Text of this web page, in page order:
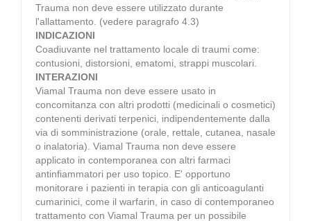
Trauma non deve essere utilizzato durante
l'allattamento. (vedere paragrafo 4.3)
INDICAZIONI
Coadiuvante nel trattamento locale di traumi come:
contusioni, distorsioni, ematomi, strappi muscolari.
INTERAZIONI
Viamal Trauma non deve essere usato in
concomitanza con altri prodotti (medicinali o cosmetici)
contenenti derivati terpenici, indipendentemente dalla
via di somministrazione (orale, rettale, cutanea, nasale
o inalatoria). Viamal Trauma non deve essere
applicato in contemporanea con altri farmaci
antinfiammatori per uso topico. E' opportuno
monitorare i pazienti in terapia con gli anticoagulanti
cumarinici, come il warfarin, in caso di contemporaneo
trattamento con Viamal Trauma per un possibile